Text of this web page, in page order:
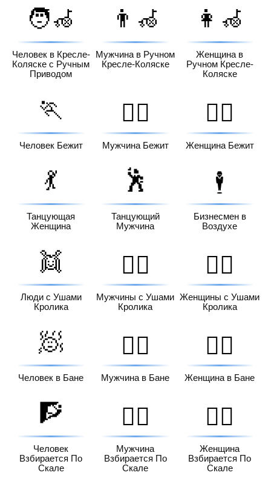
🧑‍🦽
Человек в Кресле-
Коляске с Ручным
Приводом
👨‍🦽
Мужчина в Ручном
Кресле-Коляске
👩‍🦽
Женщина в
Ручном Кресле-
Коляске
🏃
Человек Бежит
🏃‍♂️
Мужчина Бежит
🏃‍♀️
Женщина Бежит
💃
Танцующая
Женщина
🕺
Танцующий
Мужчина
🕴️
Бизнесмен в
Воздухе
👯
Люди с Ушами
Кролика
👯‍♂️
Мужчины с Ушами
Кролика
👯‍♀️
Женщины с Ушами
Кролика
🧖
Человек в Бане
🧖‍♂️
Мужчина в Бане
🧖‍♀️
Женщина в Бане
🧗
Человек
Взбирается По
Скале
🧗‍♂️
Мужчина
Взбирается По
Скале
🧗‍♀️
Женщина
Взбирается По
Скале